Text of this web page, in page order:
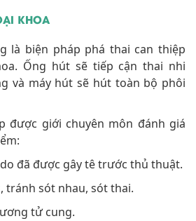
KHOA
là biện pháp phá thai can thiệp
Ống hút sẽ tiếp cận thai nhi
và máy hút sẽ hút toàn bộ phôi
được giới chuyên môn đánh giá
đã được gây tê trước thủ thuật.
tránh sót nhau, sót thai.
tử cung.